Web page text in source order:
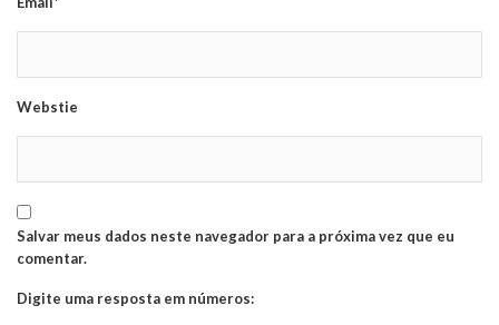
Webstie
Salvar meus dados neste navegador para a próxima vez que eu
comentar.
Digite uma resposta em números: